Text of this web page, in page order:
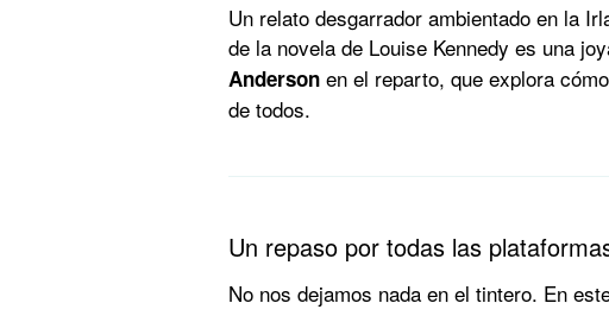
Un relato desgarrador ambientado en la
de la novela de Louise Kennedy es una
Anderson en el reparto, que explora
de todos.
Un repaso por todas las
No nos dejamos nada en el tintero. En